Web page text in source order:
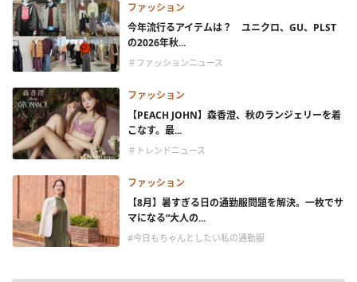
ファッション
今年流行るアイテムは？ ユニクロ、GU、PLST
の2026年秋...
＃ファッションニュース
ファッション
【PEACH JOHN】森香澄、秋のランジェリーを着
こなす。最...
＃トレンドニュース
ファッション
【8月】暑すぎる日の通勤服問題を解決。一枚でサ
マになる“大人の...
#今日もちゃんとしたい私の通勤服